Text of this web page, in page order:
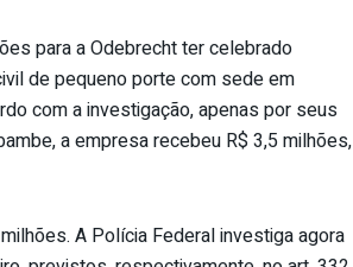
para a Odebrecht ter celebrado
de pequeno porte com sede em
com a investigação, apenas por seus
a empresa recebeu R$ 3,5 milhões,
A Polícia Federal investiga agora